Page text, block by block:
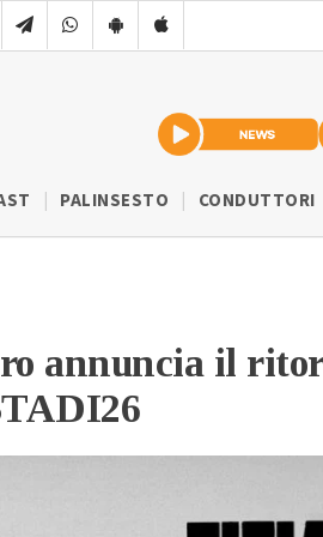
PALINSESTO CONDUTTORI
annuncia il